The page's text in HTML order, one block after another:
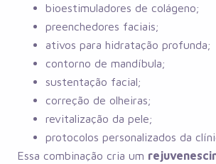
bioestimuladores de colágeno;
preenchedores faciais;
ativos para hidratação profunda;
contorno de mandíbula;
sustentação facial;
correção de olheiras;
revitalização da pele;
protocolos personalizados da
Essa combinação cria um